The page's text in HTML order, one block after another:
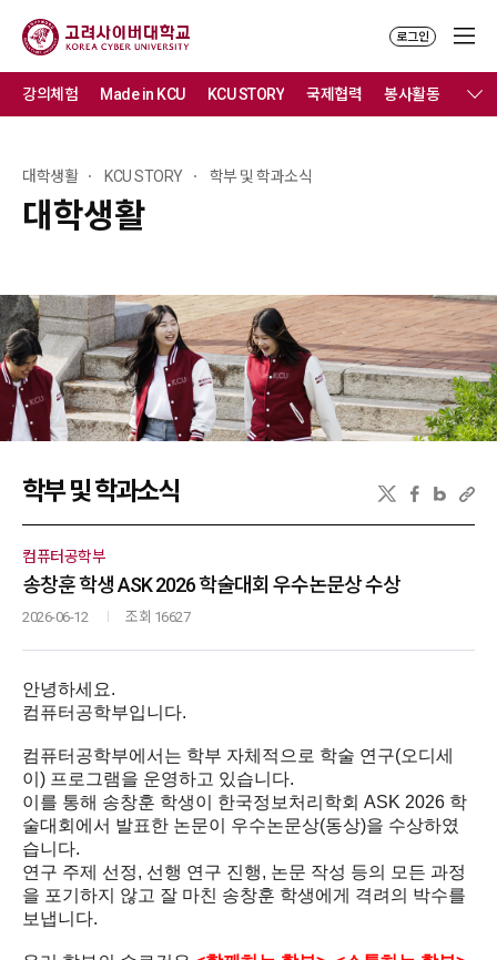
로그인
대학생활
대학생활 KCU STORY 학부 및 학과소식
강의체험 Made in KCU KCU STORY 국제협력 봉사활동 문화
학부 및 학과소식
컴퓨터공학부
송창훈 학생 ASK 2026 학술대회 우수논문상 수상
2026-06-12 조회 16627